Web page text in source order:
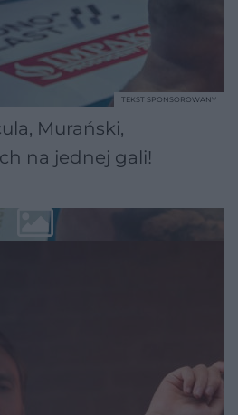
Murański,
na jednej gali!
TEKST SPONSOROWANY